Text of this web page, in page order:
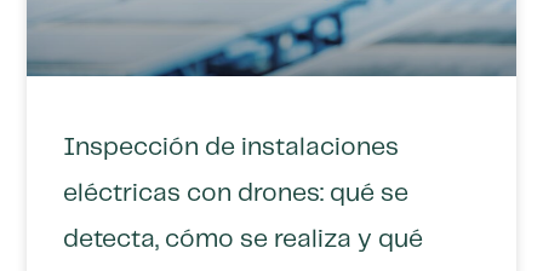
Inspección de instalaciones
eléctricas con drones: qué se
detecta, cómo se realiza y qué